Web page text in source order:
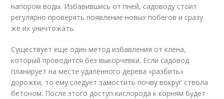
напором воды. Избавившись от пней, садоводу стоит
регулярно проверять появление новых побегов и сразу
же их уничтожать.
Существует еще один метод избавления от клена,
который проводится без выкорчевки. Если садовод
планирует на месте удаленного дерева «разбить»
дорожки, то ему следует замостить почву вокруг ствола
бетоном. После этого доступ кислорода к корням будет